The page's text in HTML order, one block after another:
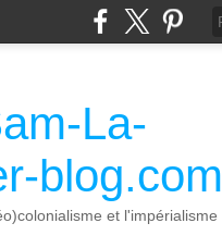
La-
blog.com
et l'impérialisme